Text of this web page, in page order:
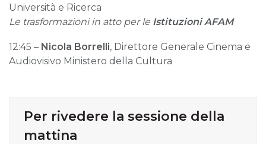
Università e Ricerca
Le trasformazioni in atto per le Istituzioni AFAM
12:45 – Nicola Borrelli, Direttore Generale Cinema e
Audiovisivo Ministero della Cultura
Per rivedere la sessione della
mattina